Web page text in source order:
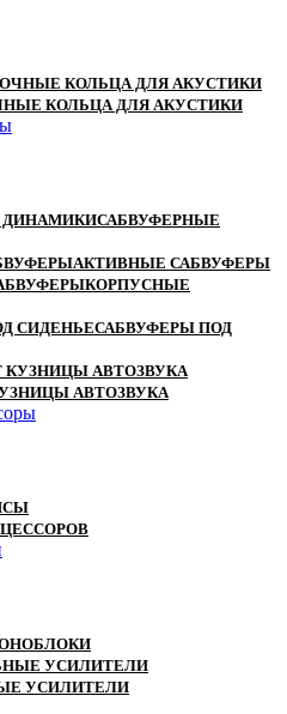
КОЛЬЦА ДЛЯ АКУСТИКИ
САБВУФЕРНЫЕ
АКТИВНЫЕ САБВУФЕРЫ
КОРПУСНЫЕ
САБВУФЕРЫ ПОД
АВТОЗВУКА
УСИЛИТЕЛИ